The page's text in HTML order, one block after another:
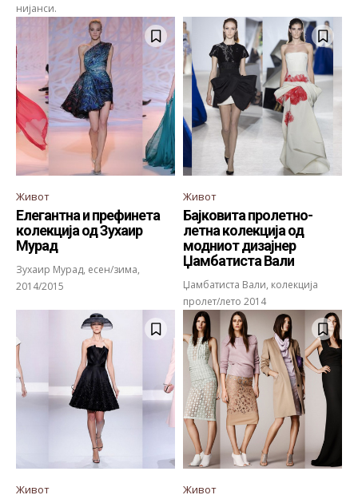
нијанси.
Живот
Елегантна и префинета
колекција од Зухаир
Мурад
Зухаир Мурад, есен/зима,
2014/2015
Живот
Бајковита пролетно-
летна колекција од
модниот дизајнер
Џамбатиста Вали
Џамбатиста Вали, колекција
пролет/лето 2014
Живот Живот